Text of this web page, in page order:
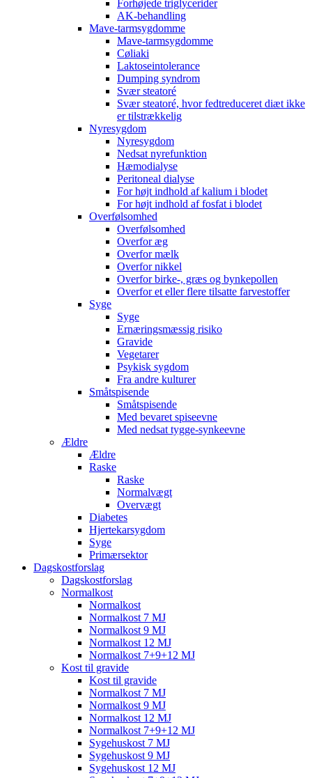
Forhøjede triglycerider
AK-behandling
Mave-tarmsygdomme
Mave-tarmsygdomme
Cøliaki
Laktoseintolerance
Dumping syndrom
Svær steatoré
Svær steatoré, hvor fedtreduceret diæt ikke
er tilstrækkelig
Nyresygdom
Nyresygdom
Nedsat nyrefunktion
Hæmodialyse
Peritoneal dialyse
For højt indhold af kalium i blodet
For højt indhold af fosfat i blodet
Overfølsomhed
Overfølsomhed
Overfor æg
Overfor mælk
Overfor nikkel
Overfor birke-, græs og bynkepollen
Overfor et eller flere tilsatte farvestoffer
Syge
Syge
Ernæringsmæssig risiko
Gravide
Vegetarer
Psykisk sygdom
Fra andre kulturer
Småtspisende
Småtspisende
Med bevaret spiseevne
Med nedsat tygge-synkeevne
Ældre
Ældre
Raske
Raske
Normalvægt
Overvægt
Diabetes
Hjertekarsygdom
Syge
Primærsektor
Dagskostforslag
Dagskostforslag
Normalkost
Normalkost
Normalkost 7 MJ
Normalkost 9 MJ
Normalkost 12 MJ
Normalkost 7+9+12 MJ
Kost til gravide
Kost til gravide
Normalkost 7 MJ
Normalkost 9 MJ
Normalkost 12 MJ
Normalkost 7+9+12 MJ
Sygehuskost 7 MJ
Sygehuskost 9 MJ
Sygehuskost 12 MJ